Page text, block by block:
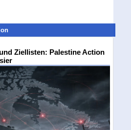
Ziellisten: Palestine Action